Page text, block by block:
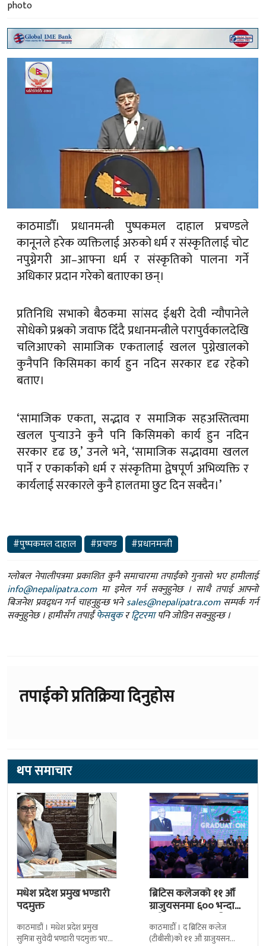
काठमाडौँ। प्रधानमन्त्री पुष्पकमल दाहाल प्रचण्डले
कानूनले हरेक व्यक्तिलाई अरुको धर्म र संस्कृतिलाई चोट
नपुग्नेगरी आ–आफ्ना धर्म र संस्कृतिको पालना गर्ने
अधिकार प्रदान गरेको बताएका छन्।
प्रतिनिधि सभाको बैठकमा सांसद ईश्वरी देवी न्यौपानेले
सोधेको प्रश्नको जवाफ दिँदै प्रधानमन्त्रीले परापुर्वकालदेखि
चलिआएको सामाजिक एकतालाई खलल पुग्नेखालको
कुनैपनि किसिमका कार्य हुन नदिन सरकार दृढ रहेको
बताए।
‘सामाजिक एकता, सद्भाव र समाजिक सहअस्तित्वमा
खलल पुर्‍याउने कुनै पनि किसिमको कार्य हुन नदिन
सरकार दृढ छ,’ उनले भने, ‘सामाजिक सद्भावमा खलल
पार्ने र एकार्काको धर्म र संस्कृतिमा द्वेषपूर्ण अभिव्यक्ति र
कार्यलाई सरकारले कुनै हालतमा छुट दिन सक्दैन।’
#पुष्पकमल दाहाल #प्रचण्ड
#प्रधानमन्त्री
ग्लोबल नेपालीपत्रमा प्रकाशित कुनै समाचारमा तपाईंको गुनासो भए हामीलाई
info@nepalipatra.comमा इमेल गर्न सक्नुहुनेछ । साथै तपाई आफ्नो
बिजनेश प्रवद्र्धन गर्न चाहनुहुन्छ भनेsales@nepalipatra.comसम्पर्क गर्न
सक्नुहुनेछ । हामीसँग तपाईंफेसबुकरट्विटरमापनि जोडिन सक्नुहुन्छ ।
तपाईको प्रतिक्रिया दिनुहोस
थप समाचार
मधेश प्रदेश प्रमुख भण्डारी
पदमुक्त
काठमाडौं । मधेश प्रदेश प्रमुख
सुमित्रा सुवेदी भण्डारी पदमुक्त भएकी
ब्रिटिस कलेजको ११ औँ
ग्राजुयसनमा ६०० भन्दा
बढी ग्राजुयट सम्मानित
काठमाडौँ । द ब्रिटिस कलेज
(टीबीसी)को ११ औं ग्राजुयसन